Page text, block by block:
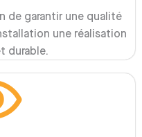
de garantir une qualité
une réalisation
durable.